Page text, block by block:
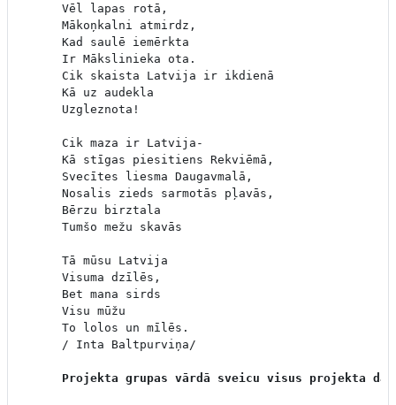
Vēl lapas rotā,
Mākoņkalni atmirdz,
Kad saulē iemērkta
Ir Mākslinieka ota.
Cik skaista Latvija ir ikdienā
Kā uz audekla
Uzgleznota!
Cik maza ir Latvija-
Kā stīgas piesitiens Rekviēmā,
Svecītes liesma Daugavmalā,
Nosalis zieds sarmotās pļavās,
Bērzu birztala
Tumšo mežu skavās
Tā mūsu Latvija
Visuma dzīlēs,
Bet mana sirds
Visu mūžu
To lolos un mīlēs.
/ Inta Baltpurviņa/
Projekta grupas vārdā sveicu visus projekta